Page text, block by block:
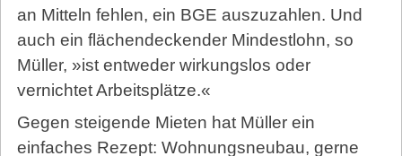
an Mitteln fehlen, ein BGE auszuzahlen. Und
auch ein flächendeckender Mindestlohn, so
Müller, »ist entweder wirkungslos oder
vernichtet Arbeitsplätze.«
Gegen steigende Mieten hat Müller ein
einfaches Rezept: Wohnungsneubau, gerne